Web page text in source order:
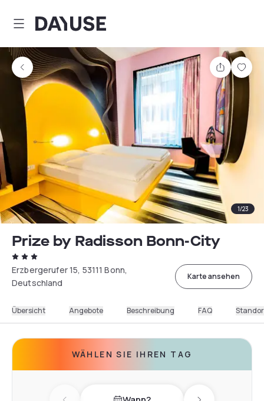
Dayuse
Teilen
1/23
Prize by Radisson Bonn-City
Erzbergerufer 15, 53111 Bonn,
Deutschland
Karte ansehen
Übersicht Angebote Beschreibung FAQ
WÄHLEN SIE IHREN TAG